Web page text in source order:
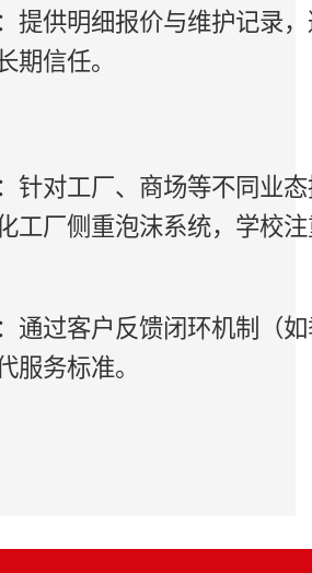
：提供明细报价与维护记录
期信任。
：针对工厂、商场等不同业
工厂侧重泡沫系统，学校
：通过客户反馈闭环机制（
服务标准。